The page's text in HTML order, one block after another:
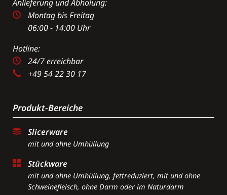
Anlieferung und Abholung:
Montag bis Freitag
06:00 - 14:00 Uhr
Hotline:
24/7 erreichbar
+49 54 22 30 17
Produkt-Bereiche
Slicerware
mit und ohne Umhüllung
Stückware
mit und ohne Umhüllung, fettreduziert, mit und ohne
Schweinefleisch, ohne Darm oder im Naturdarm